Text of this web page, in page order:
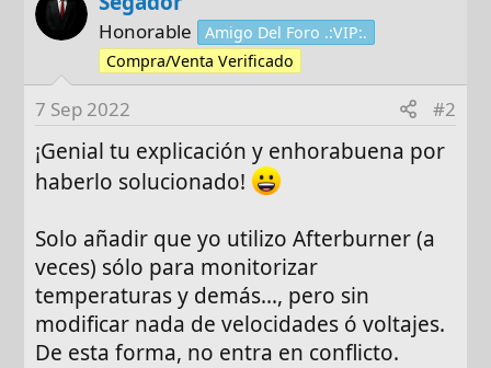
Honorable
Amigo Del Foro .:VIP:.
Compra/Venta Verificado
7 Sep 2022 #2
¡Genial tu explicación y enhorabuena por
haberlo solucionado!
Solo añadir que yo utilizo Afterburner (a
veces) sólo para monitorizar
temperaturas y demás..., pero sin
modificar nada de velocidades ó voltajes.
De esta forma, no entra en conflicto.